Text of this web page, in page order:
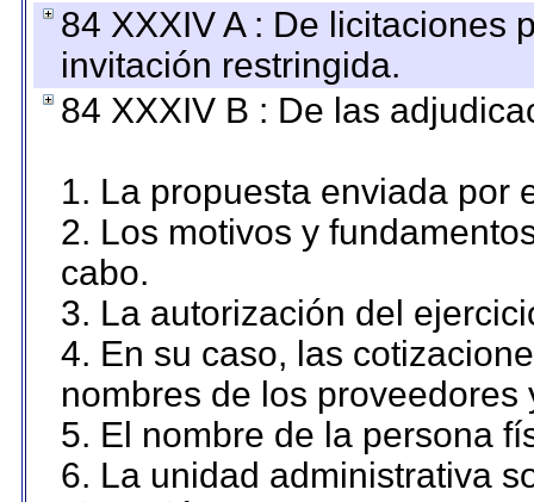
84 XXXIV A : De licitaciones
invitación restringida.
84 XXXIV B : De las
1. La propuesta enviada por
2. Los motivos y
cabo.
3. La autorización del
4. En su caso, las
nombres de los proveedores
5. El nombre de la persona
6. La unidad administrativa